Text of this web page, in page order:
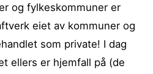
og fylkeskommuner er
eiet av kommuner og
som private! I dag
ellers er hjemfall på (de